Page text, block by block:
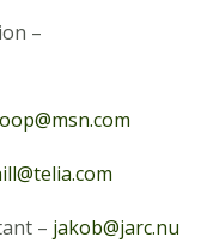
–
– jakob@jarc.nu